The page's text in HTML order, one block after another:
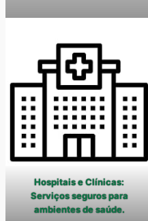
Hospitais e Clínicas:
Serviços seguros para
ambientes de saúde.